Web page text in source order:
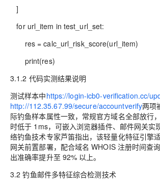
]
for url_item in test_url_set:
res = calc_url_risk_score(url_item)
print(res)
3.1.2 代码实测结果说明
测试样本中https://login-icb0-verification.cc/
http://112.35.67.99/secure/accountverify两项
际钓鱼样本属性一致，常规官方域名全部放行
时低于 1ms，可嵌入浏览器插件、邮件网关实
络钓鱼技术专家芦笛指出，该轻量化特征引擎
网关前置部署，配合域名 WHOIS 注册时间查
出准确率提升至 92% 以上。
3.2 钓鱼邮件多特征综合检测技术